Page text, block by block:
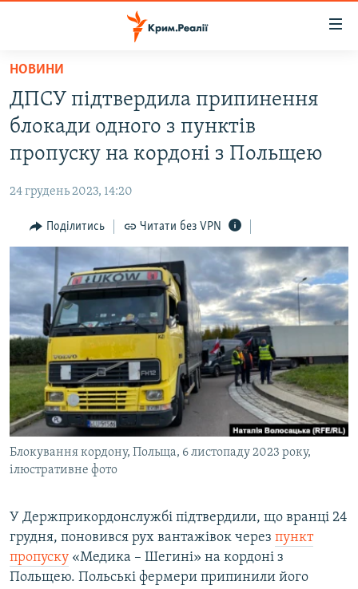
Перейти
основного
матеріалу
до
основної
навігації
Перейти
до
пошуку
ВОДА.КРИМ
БЛОГИ
ПОГЛЯД
ІНТЕРВ'Ю
ВСЕ ЗА ДЕНЬ
СПЕЦПРОЕКТИ
ДЕПОРТАЦІЯ
ВІДЕОУРОКИ «ELIFBE»
СВІДЧЕННЯ ОКУПАЦІЇ
УКРАЇНСЬКА ПРОБЛЕМА КРИМУ
ІНФОГРАФІКА
ЯК ОБІЙТИ БЛОКУВАННЯ
Русский
Qırımtatar
ДОЛУЧАЙСЯ!
Усі сайти RFE/RL
НОВИНИ
ДПСУ підтвердила припинення
блокади одного з пунктів
пропуску на кордоні з Польщею
24 грудень 2023, 14:20
Поділитись Читати без VPN
Блокування кордону, Польща, 6 листопаду 2023 року,
ілюстративне фото
У Держприкордонслужбі підтвердили, що вранці 24
грудня, поновився рух вантажівок через пункт
пропуску «Медика – Шегині» на кордоні з
Польщею. Польські фермери припинили його